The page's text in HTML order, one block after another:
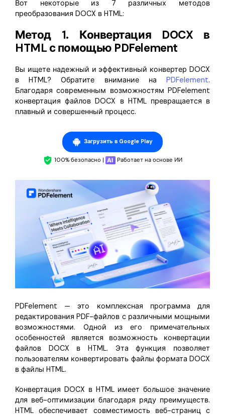
Вот некоторые из 7 различных методов
преобразования DOCX в HTML:
Метод 1. Конвертация DOCX в
HTML с помощью PDFelement
Вы ищете надежный и эффективный конвертер DOCX
в HTML? Обратите внимание на PDFelement.
Благодаря современным возможностям PDFelement
конвертация файлов DOCX в HTML превращается в
плавный и совершенный процесс.
Загрузить в Google Play
100% безопасно | Работает на основе ИИ
PDFelement — это комплексная программа для
редактирования PDF-файлов с различными мощными
возможностями. Одной из его примечательных
особенностей является возможность конвертации
файлов DOCX в HTML. Эта функция позволяет
пользователям конвертировать файлы формата DOCX
в файлы HTML.
Конвертация DOCX в HTML имеет большое значение
для веб-оптимизации благодаря ряду преимуществ.
HTML обеспечивает совместимость веб-страниц с